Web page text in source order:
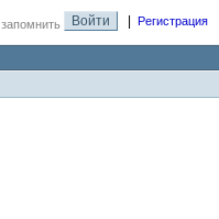
запомнить Регистрация